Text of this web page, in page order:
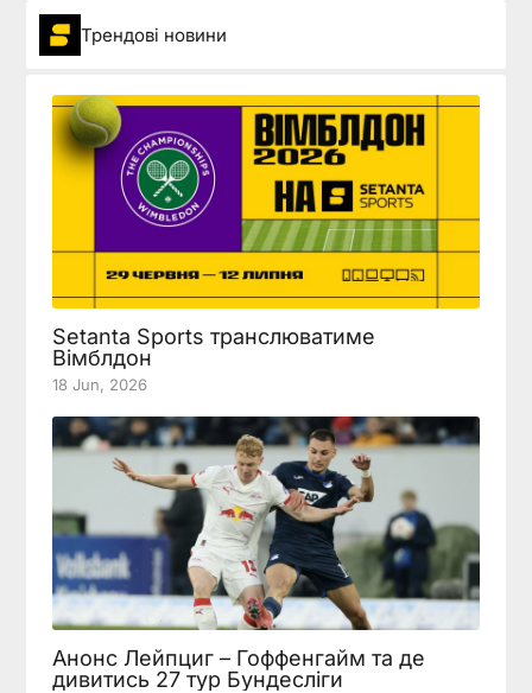
Трендові новини
Setanta Sports транслюватиме
Вімблдон
18 Jun, 2026
Анонс Лейпциг – Гоффенгайм та де
дивитись 27 тур Бундесліги